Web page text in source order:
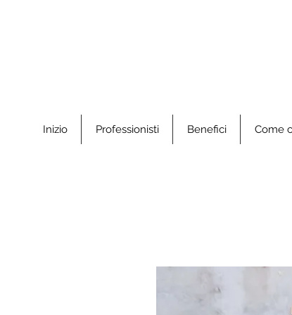
Inizio Professionisti Benefici Come